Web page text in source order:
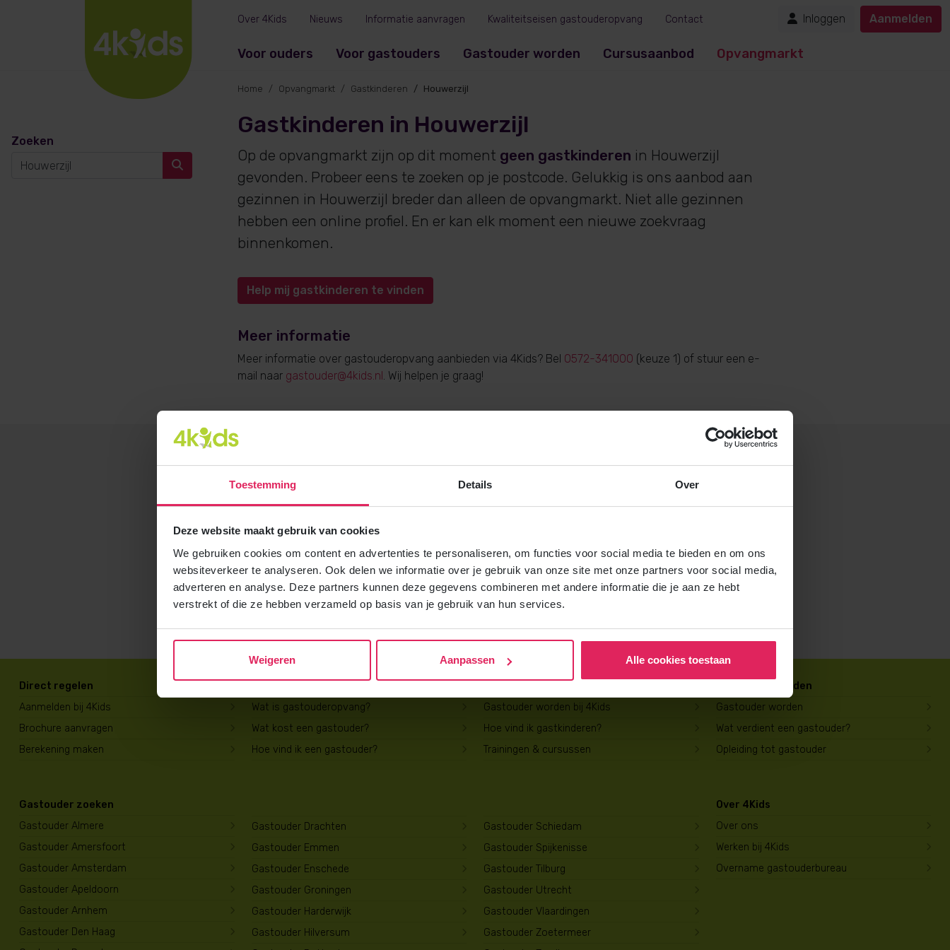
Toestemming Details Over
Deze website maakt gebruik van cookies
We gebruiken cookies om content en advertenties te personaliseren, om functies voor social media te bieden en om ons
websiteverkeer te analyseren. Ook delen we informatie over je gebruik van onze site met onze partners voor social media,
adverteren en analyse. Deze partners kunnen deze gegevens combineren met andere informatie die je aan ze hebt
verstrekt of die ze hebben verzameld op basis van je gebruik van hun services.
Weigeren Aanpassen Alle cookies toestaan
Voor ouders Voor gastouders Gastouder worden Cursusaanbod Opvangmarkt
Over 4Kids Nieuws Informatie aanvragen Kwaliteitseisen gastouderopvang Contact Inloggen Aanmelden
Zoeken
Home Opvangmarkt Gastkinderen Houwerzijl
Gastkinderen in Houwerzijl
Op de opvangmarkt zijn op dit moment geen gastkinderen in Houwerzijl
gevonden. Probeer eens te zoeken op je postcode. Gelukkig is ons aanbod aan
gezinnen in Houwerzijl breder dan alleen de opvangmarkt. Niet alle gezinnen
hebben een online profiel. En er kan elk moment een nieuwe zoekvraag
binnenkomen.
Help mij gastkinderen te vinden
Meer informatie
Meer informatie over gastouderopvang aanbieden via 4Kids? Bel 0572-341000 (keuze 1) of stuur een e-
mail naar gastouder@4kids.nl . Wij helpen je graag!
Brochure aanvragen
Direct regelen
Aanmelden bij 4Kids
Brochure aanvragen
Berekening maken
Wat is gastouderopvang?
Wat kost een gastouder?
Hoe vind ik een gastouder?
Gastouder worden bij 4Kids
Hoe vind ik gastkinderen?
Trainingen & cursussen
Gastouder worden
Gastouder worden
Wat verdient een gastouder?
Opleiding tot gastouder
Gastouder zoeken
Gastouder Almere
Gastouder Amersfoort
Gastouder Amsterdam
Gastouder Apeldoorn
Gastouder Arnhem
Gastouder Den Haag
Gastouder Drachten
Gastouder Emmen
Gastouder Enschede
Gastouder Groningen
Gastouder Harderwijk
Gastouder Hilversum
Gastouder Schiedam
Gastouder Spijkenisse
Gastouder Tilburg
Gastouder Utrecht
Gastouder Vlaardingen
Gastouder Zoetermeer
Over 4Kids
Over ons
Werken bij 4Kids
Overname gastouderbureau